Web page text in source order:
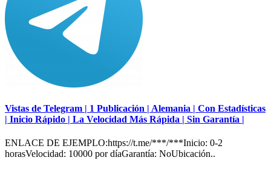
Vistas de Telegram | 1 Publicación | Alemania | Con Estadísticas
| Inicio Rápido | La Velocidad Más Rápida | Sin Garantía |
ENLACE DE EJEMPLO:https://t.me/***/***Inicio: 0-2
horasVelocidad: 10000 por díaGarantía: NoUbicación..